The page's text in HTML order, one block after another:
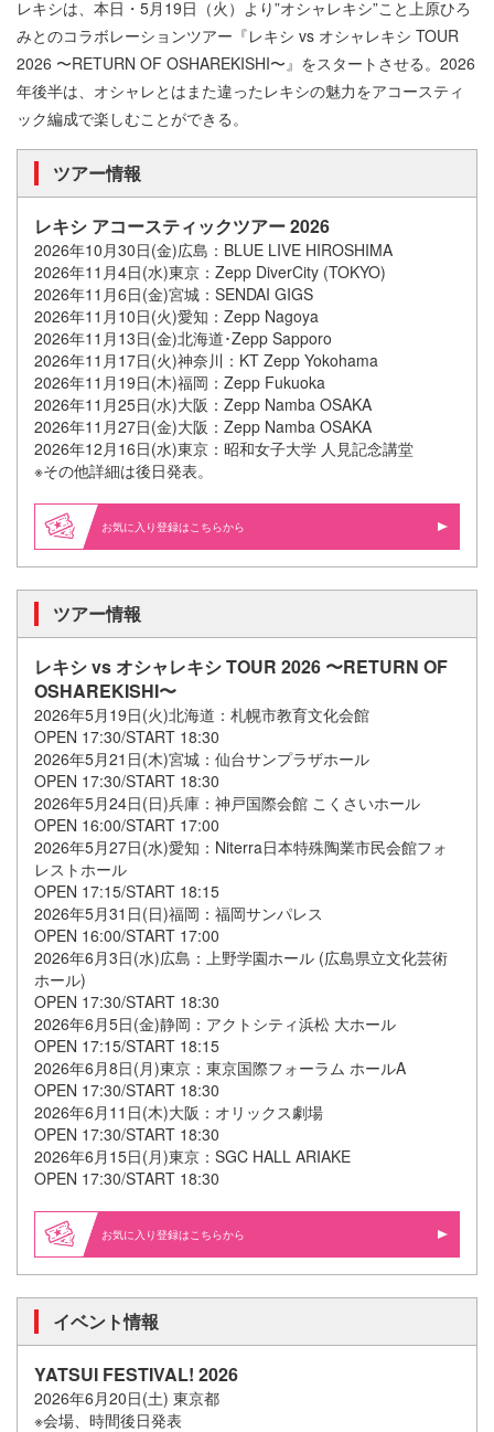
レキシは、本日・5月19日（火）より”オシャレキシ”こと上原ひろ
みとのコラボレーションツアー『レキシ vs オシャレキシ TOUR
2026 〜RETURN OF OSHAREKISHI〜』をスタートさせる。2026
年後半は、オシャレとはまた違ったレキシの魅力をアコースティ
ック編成で楽しむことができる。
ツアー情報
レキシ アコースティックツアー 2026
2026年10月30日(金)広島：BLUE LIVE HIROSHIMA
2026年11月4日(水)東京：Zepp DiverCity (TOKYO)
2026年11月6日(金)宮城：SENDAI GIGS
2026年11月10日(火)愛知：Zepp Nagoya
2026年11月13日(金)北海道･Zepp Sapporo
2026年11月17日(火)神奈川：KT Zepp Yokohama
2026年11月19日(木)福岡：Zepp Fukuoka
2026年11月25日(水)大阪：Zepp Namba OSAKA
2026年11月27日(金)大阪：Zepp Namba OSAKA
2026年12月16日(水)東京：昭和女子大学 人見記念講堂
※その他詳細は後日発表。
お気に入り登録はこちらから
ツアー情報
レキシ vs オシャレキシ TOUR 2026 〜RETURN OF
OSHAREKISHI〜
2026年5月19日(火)北海道：札幌市教育文化会館
OPEN 17:30/START 18:30
2026年5月21日(木)宮城：仙台サンプラザホール
OPEN 17:30/START 18:30
2026年5月24日(日)兵庫：神戸国際会館 こくさいホール
OPEN 16:00/START 17:00
2026年5月27日(水)愛知：Niterra日本特殊陶業市民会館フォ
レストホール
OPEN 17:15/START 18:15
2026年5月31日(日)福岡：福岡サンパレス
OPEN 16:00/START 17:00
2026年6月3日(水)広島：上野学園ホール (広島県立文化芸術
ホール)
OPEN 17:30/START 18:30
2026年6月5日(金)静岡：アクトシティ浜松 大ホール
OPEN 17:15/START 18:15
2026年6月8日(月)東京：東京国際フォーラム ホールA
OPEN 17:30/START 18:30
2026年6月11日(木)大阪：オリックス劇場
OPEN 17:30/START 18:30
2026年6月15日(月)東京：SGC HALL ARIAKE
OPEN 17:30/START 18:30
お気に入り登録はこちらから
イベント情報
YATSUI FESTIVAL! 2026
2026年6月20日(土) 東京都
※会場、時間後日発表